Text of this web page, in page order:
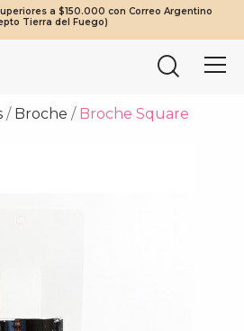
OFF a partir de $2.000.000 | 10% OFF a
de $1.000.000
a $150.000 con Correo Argentino
Tierra del Fuego)
solo en compras a partir de $200.000
vía Cruz del Sur.
compra web $80.000
Broche Broche Square